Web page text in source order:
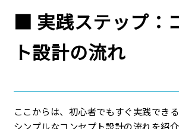
■ 実践ステップ：
ト設計の流れ
ここからは、初心者でもすぐ実践できる
シンプルなコンセプト設計の流れを紹介